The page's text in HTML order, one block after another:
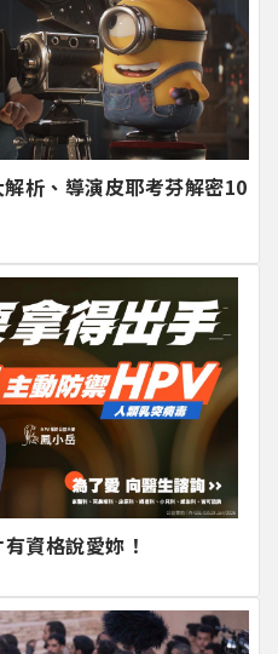
解析、導演皮耶考芬解密10
資格說愛妳！